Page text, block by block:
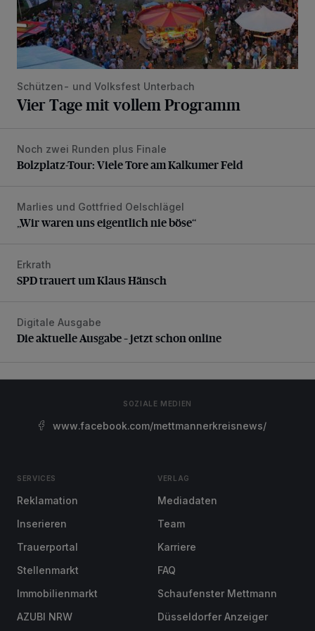
Schützen- und Volksfest Unterbach
Vier Tage mit vollem Programm
Bolzplatz-Tour: Viele Tore am Kalkumer Feld
Noch zwei Runden plus Finale
Bolzplatz-Tour: Viele Tore am Kalkumer Feld
„Wir waren uns eigentlich nie böse“
Marlies und Gottfried Oelschlägel
„Wir waren uns eigentlich nie böse“
SPD trauert um Klaus Hänsch
Erkrath
SPD trauert um Klaus Hänsch
Die aktuelle Ausgabe – jetzt schon online
Digitale Ausgabe
Die aktuelle Ausgabe – jetzt schon online
SOZIALE MEDIEN
www.facebook.com/mettmannerkreisnews/
SERVICES
Reklamation
Inserieren
Trauerportal
Stellenmarkt
Immobilienmarkt
AZUBI NRW
VERLAG
Mediadaten
Team
Karriere
FAQ
Schaufenster Mettmann
Düsseldorfer Anzeiger